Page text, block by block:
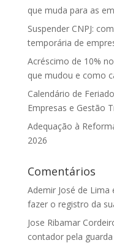
que muda para as
Suspender CNPJ:
temporária de
Acréscimo de 10%
que mudou e como
Calendário de
Empresas e Gestão
Adequação à
2026
Comentários
Ademir José de Lima
fazer o registro da
Jose Ribamar
contador pela